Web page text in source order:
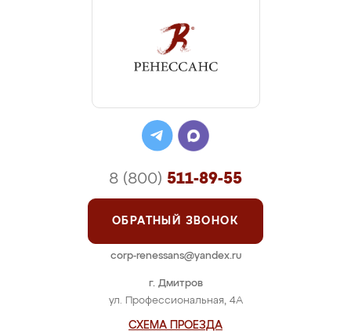
г. Дмитров
ул. Профессиональная, 4А
СХЕМА ПРОЕЗДА
8 (800) 511-89-55
ОБРАТНЫЙ ЗВОНОК
corp-renessans@yandex.ru